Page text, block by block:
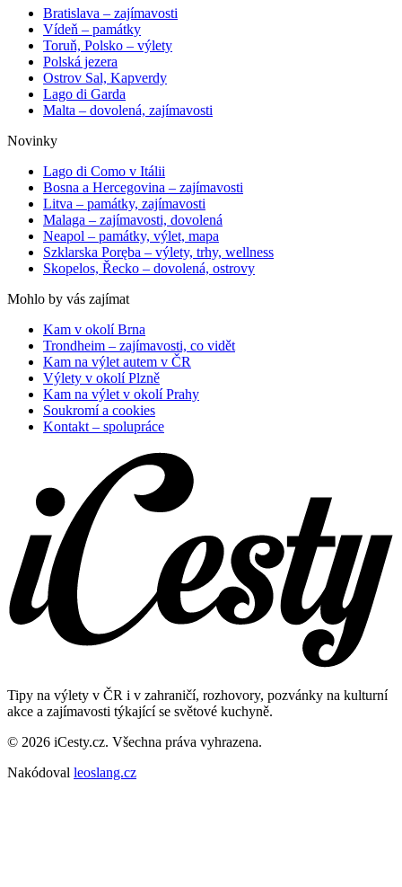
Bratislava – zajímavosti
Vídeň – památky
Toruň, Polsko – výlety
Polská jezera
Ostrov Sal, Kapverdy
Lago di Garda
Malta – dovolená, zajímavosti
Novinky
Lago di Como v Itálii
Bosna a Hercegovina – zajímavosti
Litva – památky, zajímavosti
Malaga – zajímavosti, dovolená
Neapol – památky, výlet, mapa
Szklarska Poręba – výlety, trhy, wellness
Skopelos, Řecko – dovolená, ostrovy
Mohlo by vás zajímat
Kam v okolí Brna
Trondheim – zajímavosti, co vidět
Kam na výlet autem v ČR
Výlety v okolí Plzně
Kam na výlet v okolí Prahy
Soukromí a cookies
Kontakt – spolupráce
Tipy na výlety v ČR i v zahraničí, rozhovory, pozvánky na kulturní
akce a zajímavosti týkající se světové kuchyně.
© 2026 iCesty.cz. Všechna práva vyhrazena.
Nakódoval leoslang.cz